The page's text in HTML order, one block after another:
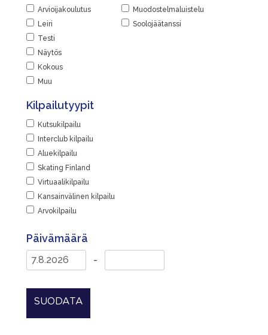
Arvioijakoulutus
Leiri
Testi
Näytös
Kokous
Muu
Muodostelmaluistelu
Soolojäätanssi
Kilpailutyypit
Kutsukilpailu
Interclub kilpailu
Aluekilpailu
Skating Finland
Virtuaalikilpailu
Kansainvälinen kilpailu
Arvokilpailu
Päivämäärä
-
SUODATA